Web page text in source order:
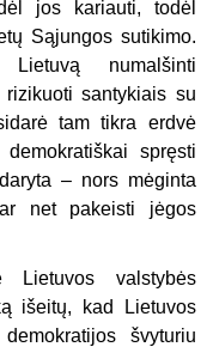
jos kariauti, todėl
Sąjungos sutikimo.
numalšinti
santykiais su
tam tikra erdvė
spręsti
– nors mėginta
net pakeisti jėgos
Lietuvos valstybės
išeitų, kad Lietuvos
švyturiu